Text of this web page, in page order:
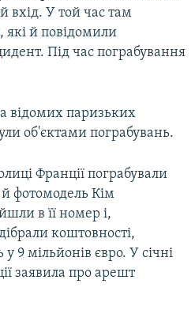
вхід. У той час там
які й повідомили
Під час пограбування
відомих паризьких
об'єктами пограбувань.
Франції пограбували
фотомодель Кім
в її номер і,
коштовності,
9 мільйонів євро. У січні
заявила про арешт